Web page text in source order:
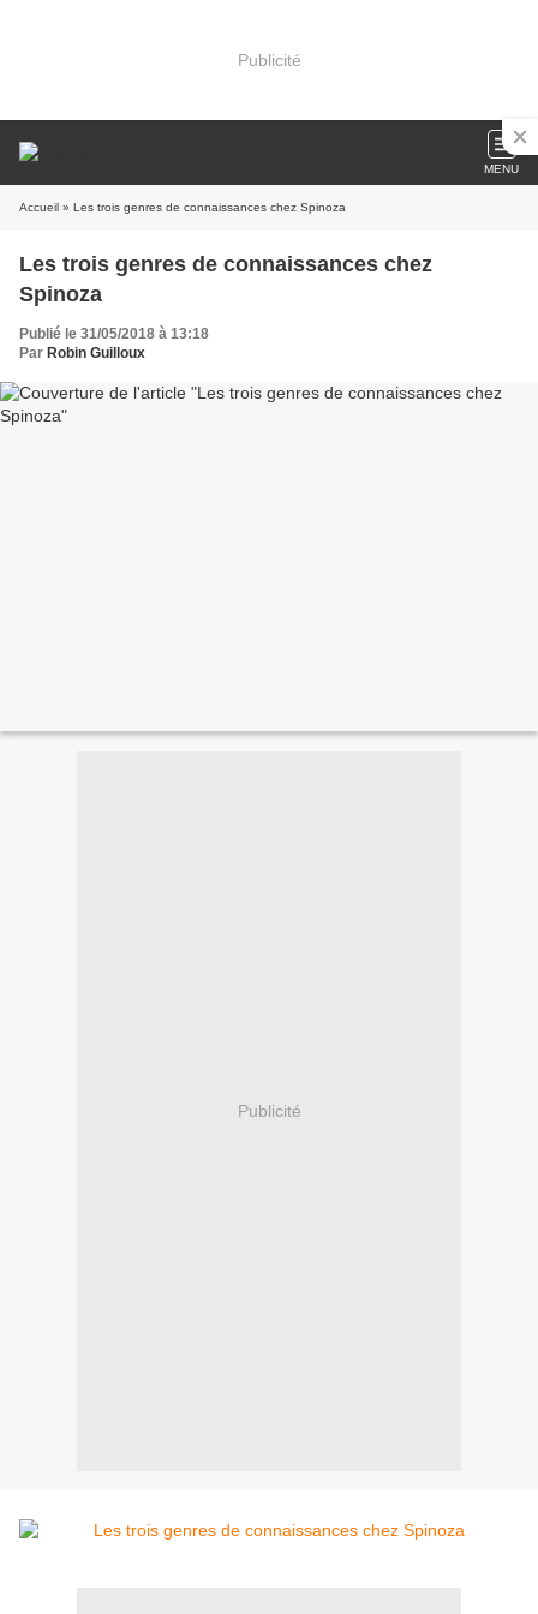
Publicité
MENU
Accueil » Les trois genres de connaissances chez Spinoza
Les trois genres de connaissances chez
Spinoza
Publié le 31/05/2018 à 13:18
Par Robin Guilloux
Publicité